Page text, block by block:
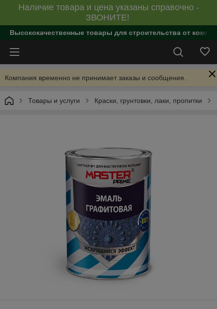
Наличие товара и цена указаны справочно -
ЗВОНИТЕ!
Высококачественные товары для строительства от
Компания временно не принимает заказы и сообщения.
Товары и услуги Краски, грунтовки, лаки, пропитки